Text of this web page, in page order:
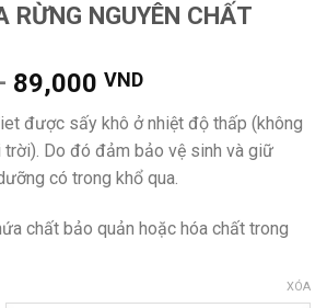
RỪNG NGUYÊN CHẤT
89,000 VNDKhoảng
giá:
từ
39,000 VND
đến
89,000 VND
được sấy khô ở nhiệt độ thấp (không
trời). Do đó đảm bảo vệ sinh và giữ
có trong khổ qua.
chất bảo quản hoặc hóa chất trong
XÓA